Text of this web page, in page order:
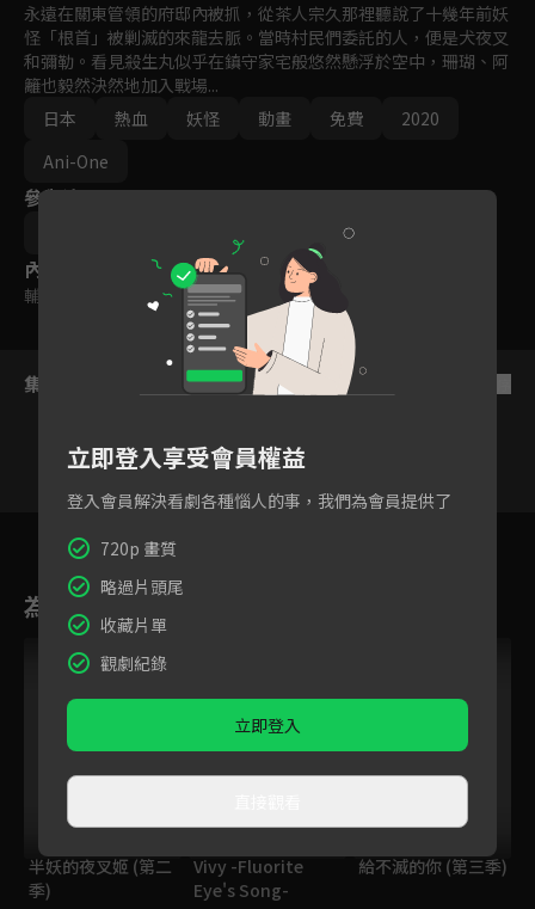
永遠在關東管領的府邸內被抓，從茶人宗久那裡聽說了十幾年前妖
怪「根首」被剿滅的來龍去脈。當時村民們委託的人，便是犬夜叉
和彌勒。看見殺生丸似乎在鎮守家宅般悠然懸浮於空中，珊瑚、阿
籬也毅然決然地加入戰場...
日本
熱血 妖怪 動畫 免費
2020
Ani-One
參與演員
內容標籤
輔導十二歲級
集數列表
為您推薦
半妖的夜叉姬 (第二
季)
Vivy -Fluorite
Eye's Song-
給不滅的你 (第三季)
立即登入享受會員權益
登入會員解決看劇各種惱人的事，我們為會員提供了
720p 畫質
略過片頭尾
收藏片單
觀劇紀錄
立即登入